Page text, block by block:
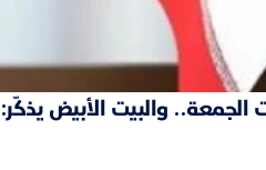
والبيت الأبيض يذكّر: